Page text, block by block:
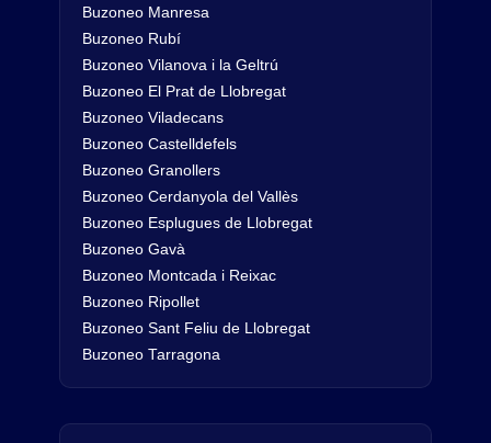
Buzoneo Manresa
Buzoneo Rubí
Buzoneo Vilanova i la Geltrú
Buzoneo El Prat de Llobregat
Buzoneo Viladecans
Buzoneo Castelldefels
Buzoneo Granollers
Buzoneo Cerdanyola del Vallès
Buzoneo Esplugues de Llobregat
Buzoneo Gavà
Buzoneo Montcada i Reixac
Buzoneo Ripollet
Buzoneo Sant Feliu de Llobregat
Buzoneo Tarragona